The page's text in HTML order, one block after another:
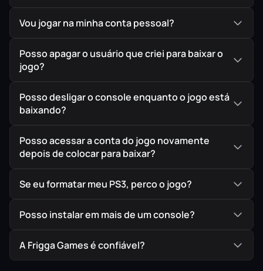
Vou jogar na minha conta pessoal?
Posso apagar o usuário que criei para baixar o
jogo?
Posso desligar o console enquanto o jogo está
baixando?
Posso acessar a conta do jogo novamente
depois de colocar para baixar?
Se eu formatar meu PS3, perco o jogo?
Posso instalar em mais de um console?
A Frigga Games é confiável?